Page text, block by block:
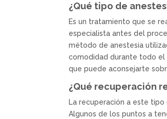
¿Qué tipo de
Es un tratamiento que se
especialista antes del
método de anestesia
comodidad durante todo el
que puede aconsejarte
¿Qué recuperación
La recuperación a este
Algunos de los puntos a